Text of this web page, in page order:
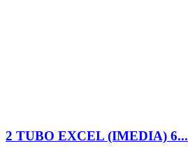
2 TUBO EXCEL (IMEDIA) 6...